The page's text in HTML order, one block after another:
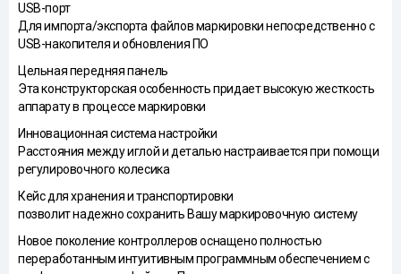
USB-порт
Для импорта/экспорта файлов маркировки непосредственно с
USB-накопителя и обновления ПО
Цельная передняя панель
Эта конструкторская особенность придает высокую жесткость
аппарату в процессе маркировки
Инновационная система настройки
Расстояния между иглой и деталью настраивается при помощи
регулировочного колесика
Кейс для хранения и транспортировки
позволит надежно сохранить Вашу маркировочную систему
Новое поколение контроллеров оснащено полностью
переработанным интуитивным программным обеспечением с